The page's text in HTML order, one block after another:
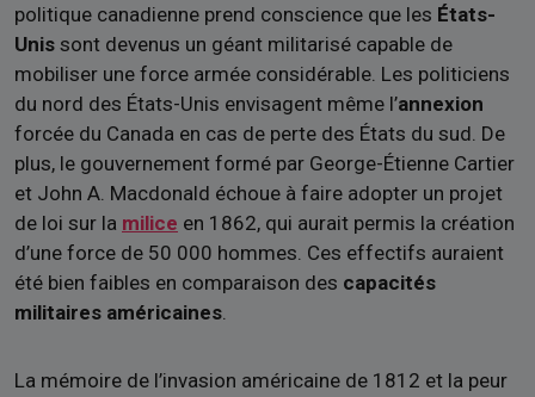
politique canadienne prend conscience que les États-
Unis sont devenus un géant militarisé capable de
mobiliser une force armée considérable. Les politiciens
du nord des États-Unis envisagent même l’annexion
forcée du Canada en cas de perte des États du sud. De
plus, le gouvernement formé par George-Étienne Cartier
et John A. Macdonald échoue à faire adopter un projet
de loi sur la milice en 1862, qui aurait permis la création
d’une force de 50 000 hommes. Ces effectifs auraient
été bien faibles en comparaison des capacités
militaires américaines.
La mémoire de l’invasion américaine de 1812 et la peur